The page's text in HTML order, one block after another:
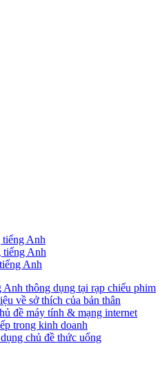
Anh
Anh
Anh
thông dụng tại rạp chiếu phim
về sở thích của bản thân
đề máy tính & mạng internet
trong kinh doanh
chủ đề thức uống